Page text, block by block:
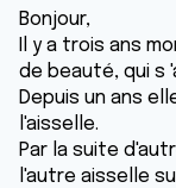
Bonjour,
Il y a trois ans
de beauté, qui s
Depuis un ans
l'aisselle.
Par la suite
l'autre aisselle